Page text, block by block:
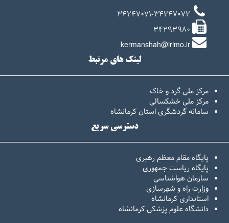
34247071-34247072
34293980
kermanshah@irimo.ir
لینک های مرتبط
مرکز ملی گرد و خاک
مرکز ملی خشکسالی
سامانه گردشگری استان کرمانشاه
دسترسی سریع
پایگاه مقام معظم رهبری
پایگاه ریاست جمهوری
سازمان هواشناسی
وزارت راه و شهرسازی
استانداری کرمانشاه
دانشگاه علوم پزشکی کرمانشاه